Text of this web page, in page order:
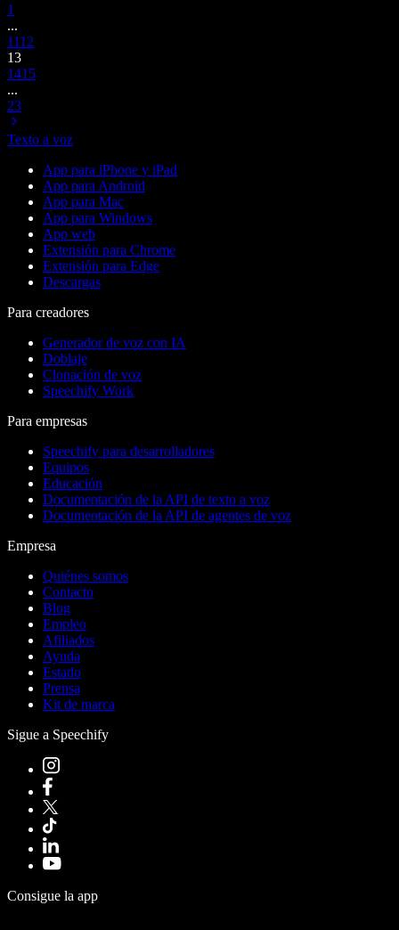
1
...
1112
13
1415
...
23
Texto a voz
App para iPhone y iPad
App para Android
App para Mac
App para Windows
App web
Extensión para Chrome
Extensión para Edge
Descargas
Para creadores
Generador de voz con IA
Doblaje
Clonación de voz
Speechify Work
Para empresas
Speechify para desarrolladores
Equipos
Educación
Documentación de la API de texto a voz
Documentación de la API de agentes de voz
Empresa
Quiénes somos
Contacto
Blog
Empleo
Afiliados
Ayuda
Estado
Prensa
Kit de marca
Sigue a Speechify
Consigue la app